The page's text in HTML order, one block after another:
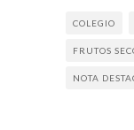
COLEGIO
FRUTOS
NOTA